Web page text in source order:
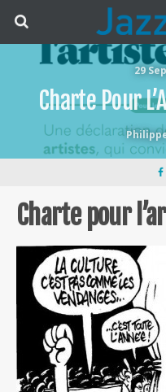
29
Charte Pour
Charte pour